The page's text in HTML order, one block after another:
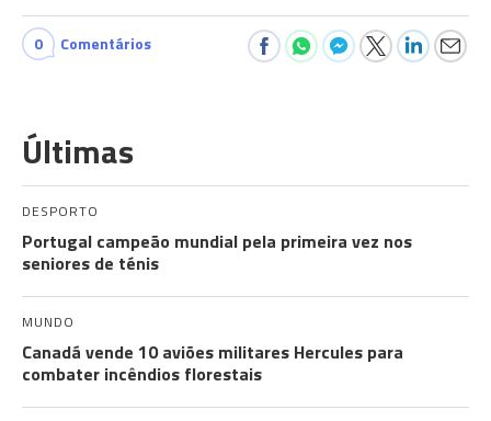
0 Comentários
Últimas
DESPORTO
Portugal campeão mundial pela primeira vez nos
seniores de ténis
MUNDO
Canadá vende 10 aviões militares Hercules para
combater incêndios florestais